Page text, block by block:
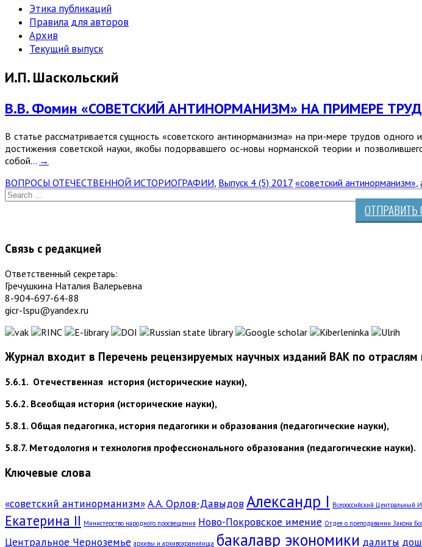
Этика публикаций
Правила для авторов
Архив
Текущий выпуск
И.П. Шаскольский
В.В. Фомин «СОВЕТСКИЙ АНТИНОРМАНИЗМ» НА ПРИМЕРЕ
В статье рассматривается сущность «советского антинорманизма» на при-мере трудов
достижения советской науки, якобы подорвавшего ос-новы норманской теории и
собой… →
ВОПРОСЫ ОТЕЧЕСТВЕННОЙ ИСТОРИОГРАФИИ, Выпуск 4 (5) 2017 «советский антинорманизм»,
ОТПРАВИТЬ
Связь с редакцией
Ответственный секретарь:
Гречушкина Наталия Валерьевна
8-904-697-64-88
gicr-lspu@yandex.ru
Журнал входит в Перечень рецензируемых научных изданий ВАК по отраслям
5.6.1. Отечественная история (исторические науки),
5.6.2. Всеобщая история (исторические науки),
5.8.1. Общая педагогика, история педагогики и образования (педагогические науки),
5.8.7. Методология и технология профессионального образования (педагогические науки).
Ключевые слова
«советский антинорманизм»А.А. Орлов-ДавыдовАлександр I Всероссийский Центральный
Екатерина II Министерство народного просвещения Ново-Покровское имение Отдел о преподавании Закона
Центральное Черноземье архивы и архивохранилища бакалавр экономики далиты